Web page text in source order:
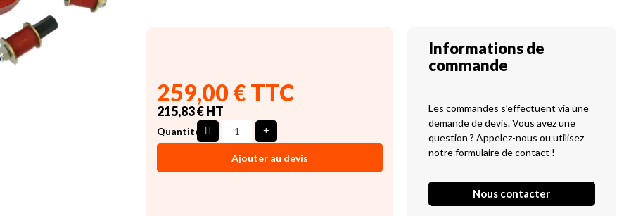
259,00 € TTC
215,83 € HT
Quantité
Ajouter au devis
Informations de
commande
Les commandes s’effectuent via une
demande de devis. Vous avez une
question ? Appelez-nous ou utilisez
notre formulaire de contact !
Nous contacter